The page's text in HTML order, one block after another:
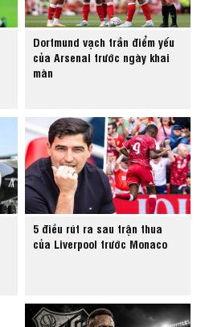
Dortmund vạch trần điểm yếu
của Arsenal trước ngày khai
màn
5 điều rút ra sau trận thua
của Liverpool trước Monaco